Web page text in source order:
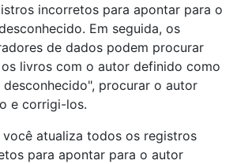
incorretos para apontar para o
Em seguida, os
de dados podem procurar
livros com o autor definido como
desconhecido", procurar o autor
e corrigi-los.
você atualiza todos os registros
para apontar para o autor